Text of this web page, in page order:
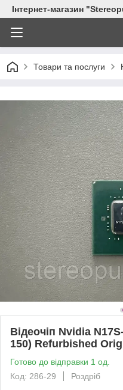
Інтернет-магазин
Товари та послуги
Відеочіп Nvidia
150) Refurbished
Готово до відправки 1 од.
Код: 286-29
Роздріб